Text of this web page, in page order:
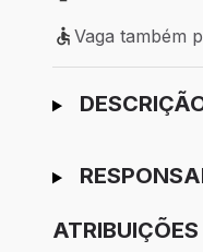
Vaga também
Vaga também
Ir para candidatura
ATRIBUIÇÕES